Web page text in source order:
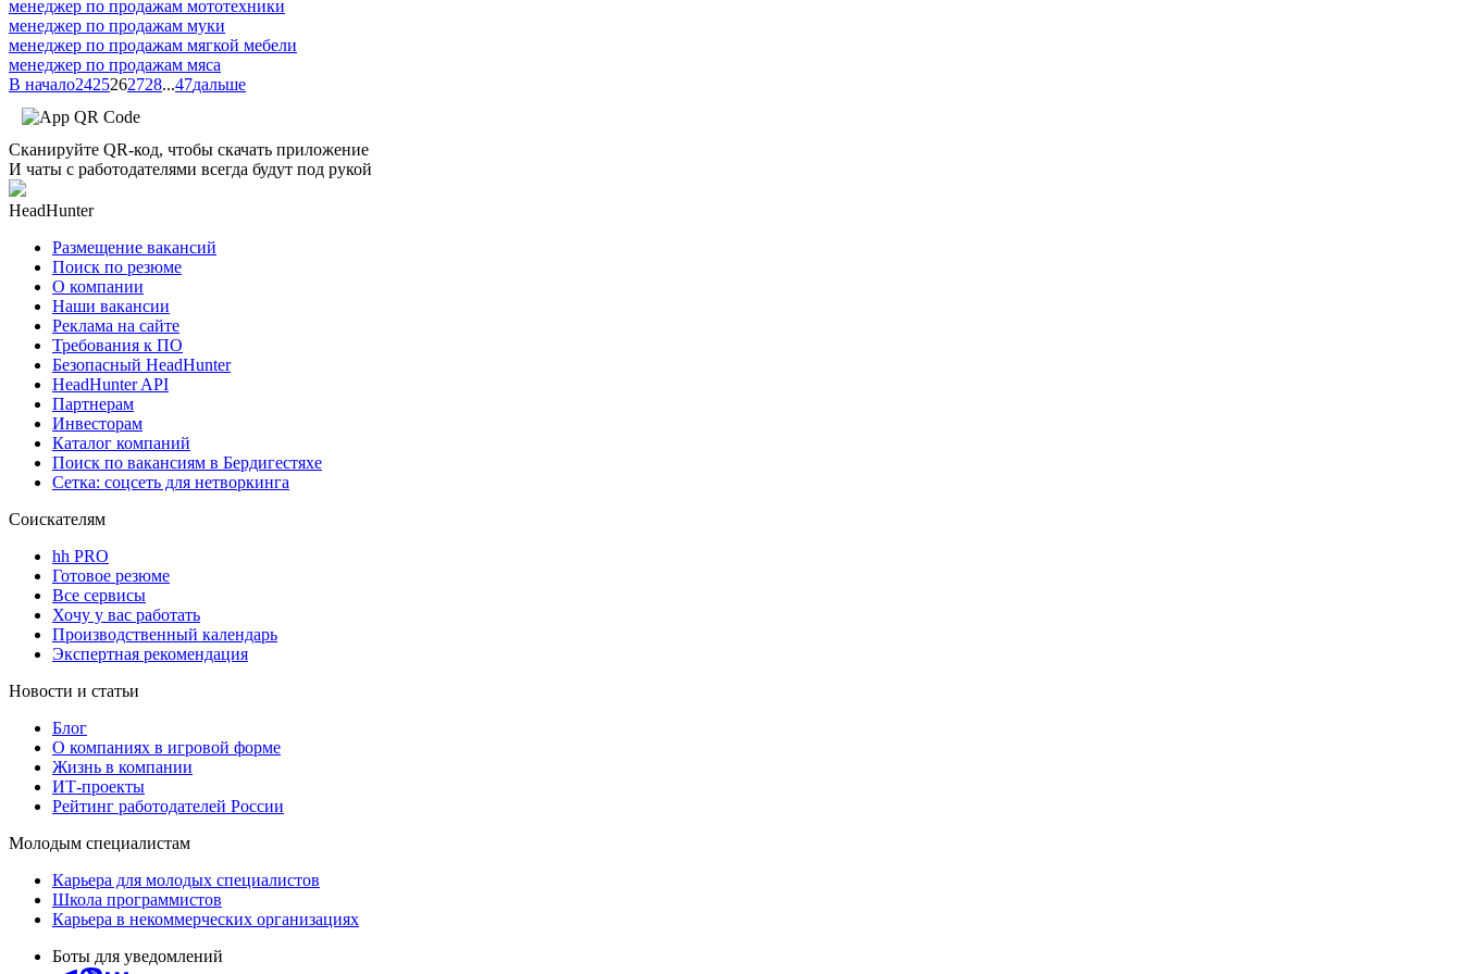
менеджер по продажам мототехники
менеджер по продажам муки
менеджер по продажам мягкой мебели
менеджер по продажам мяса
В начало2425262728...47дальше
Сканируйте QR-код, чтобы скачать приложение
И чаты с работодателями всегда будут под рукой
HeadHunter
Размещение вакансий
Поиск по резюме
О компании
Наши вакансии
Реклама на сайте
Требования к ПО
Безопасный HeadHunter
HeadHunter API
Партнерам
Инвесторам
Каталог компаний
Поиск по вакансиям в Бердигестяхе
Сетка: соцсеть для нетворкинга
Соискателям
hh PRO
Готовое резюме
Все сервисы
Хочу у вас работать
Производственный календарь
Экспертная рекомендация
Новости и статьи
Блог
О компаниях в игровой форме
Жизнь в компании
ИТ-проекты
Рейтинг работодателей России
Молодым специалистам
Карьера для молодых специалистов
Школа программистов
Карьера в некоммерческих организациях
Боты для уведомлений